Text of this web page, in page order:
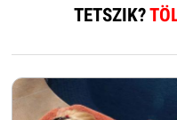
TETSZIK?